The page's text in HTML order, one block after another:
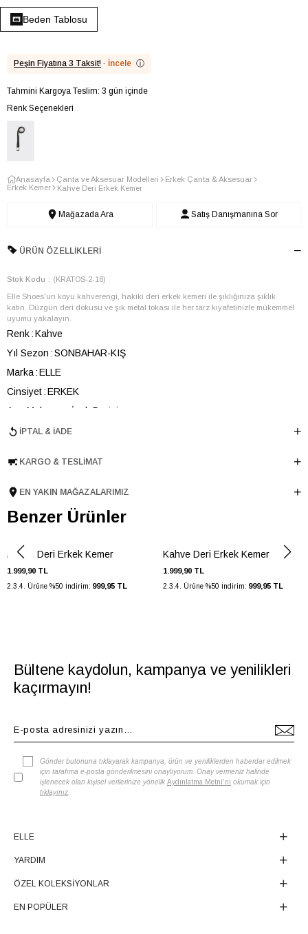
Beden Tablosu
Peşin Fiyatına 3 Taksit! · İncele ⓘ
Tahmini Kargoya Teslim: 3 gün içinde
Renk Seçenekleri
Anasayfa Çanta ve Aksesuar Modelleri
Erkek Çanta & Aksesuar
Erkek Kemer
Kahve Deri Erkek Kemer
Mağazada Ara Satış Danışmanına Sor
ÜRÜN ÖZELLIKLERI
Stok Kodu (KRATOS-2-18)
Elle Shoes'un koyu kahverengi, hakiki deri erkek kemeri ile şıklığınıza şıklık
katın. Düzgün deri dokusu ve şık metal tokası ile her tarz kıyafetinizle mükemmel
uyumu yakalayın.
Renk Kahve
Yıl Sezon SONBAHAR-KIŞ
Marka ELLE
Cinsiyet ERKEK
Ana Malzeme
İnek Derisi
Menşei
TURKIYE
İPTAL & İADE
KARGO & TESLIMAT
EN YAKIN MAĞAZALARIMIZ
Benzer Ürünler
Kahve Deri Erkek Kemer
1.999,90 TL
2.3.4. Ürüne %50 İndirim: 999,95 TL
Kahve Deri Erkek Kemer
1.999,90 TL
2.3.4. Ürüne %50 İndirim: 999,95 TL
Bültene kaydolun, kampanya ve yenilikleri
kaçırmayın!
Gönder butonuna tıklayarak kampanya, ürün ve yeniliklerden haberdar edilmek
için tarafıma e-posta gönderilmesini onaylıyorum. Onay vermeniz halinde
işlenecek olan kişisel verilerinize yönelik Aydınlatma Metni'ni okumak için
tıklayınız
ELLE
YARDIM
ÖZEL KOLEKSİYONLAR
EN POPÜLER